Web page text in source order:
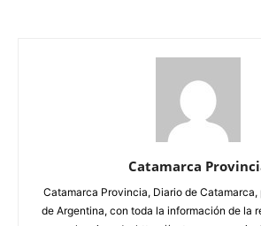
Catamarca
Catamarca Provincia, Diario de
de Argentina, con toda la información de la